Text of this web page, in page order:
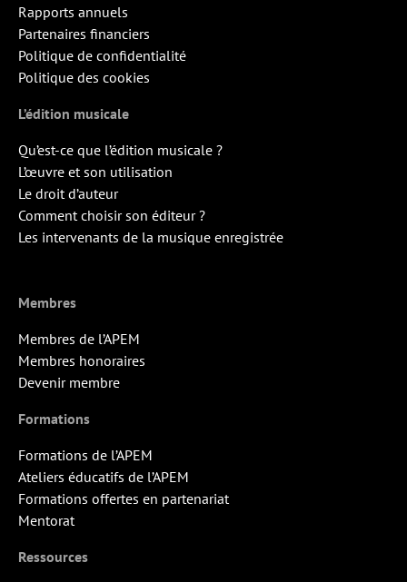
Rapports annuels
Partenaires financiers
Politique de confidentialité
Politique des cookies
L’édition musicale
Qu’est-ce que l’édition musicale ?
L’œuvre et son utilisation
Le droit d’auteur
Comment choisir son éditeur ?
Les intervenants de la musique enregistrée
Membres
Membres de l’APEM
Membres honoraires
Devenir membre
Formations
Formations de l’APEM
Ateliers éducatifs de l’APEM
Formations offertes en partenariat
Mentorat
Ressources